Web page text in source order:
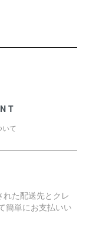
いて
た配送先とクレ
簡単にお支払いい